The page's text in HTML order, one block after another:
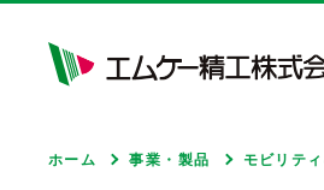
ホーム 事業・製品 モビリテ